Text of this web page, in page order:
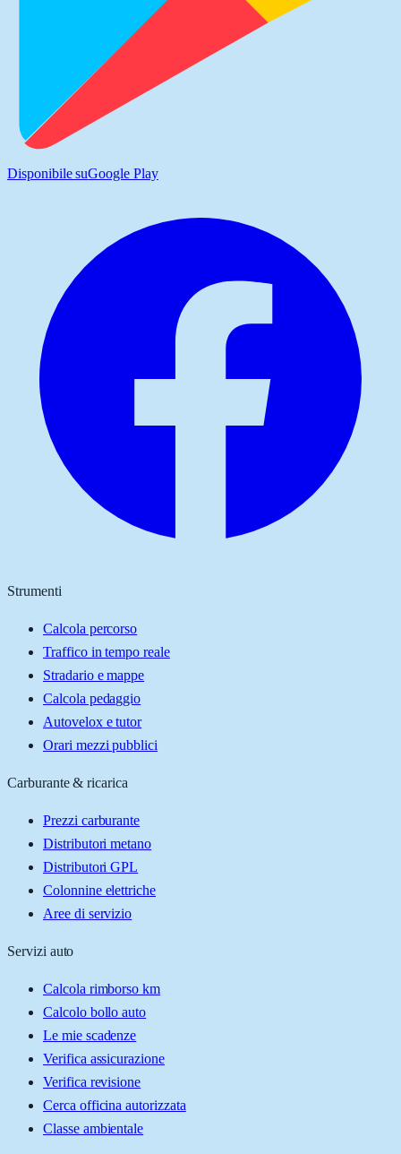
Disponibile suGoogle Play
Strumenti
Calcola percorso
Traffico in tempo reale
Stradario e mappe
Calcola pedaggio
Autovelox e tutor
Orari mezzi pubblici
Carburante & ricarica
Prezzi carburante
Distributori metano
Distributori GPL
Colonnine elettriche
Aree di servizio
Servizi auto
Calcola rimborso km
Calcolo bollo auto
Le mie scadenze
Verifica assicurazione
Verifica revisione
Cerca officina autorizzata
Classe ambientale